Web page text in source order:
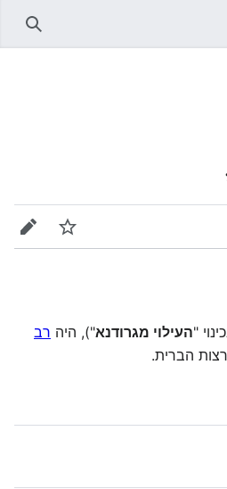
מעקב
"העילוי מגרודנא"), היה רב
הברית.